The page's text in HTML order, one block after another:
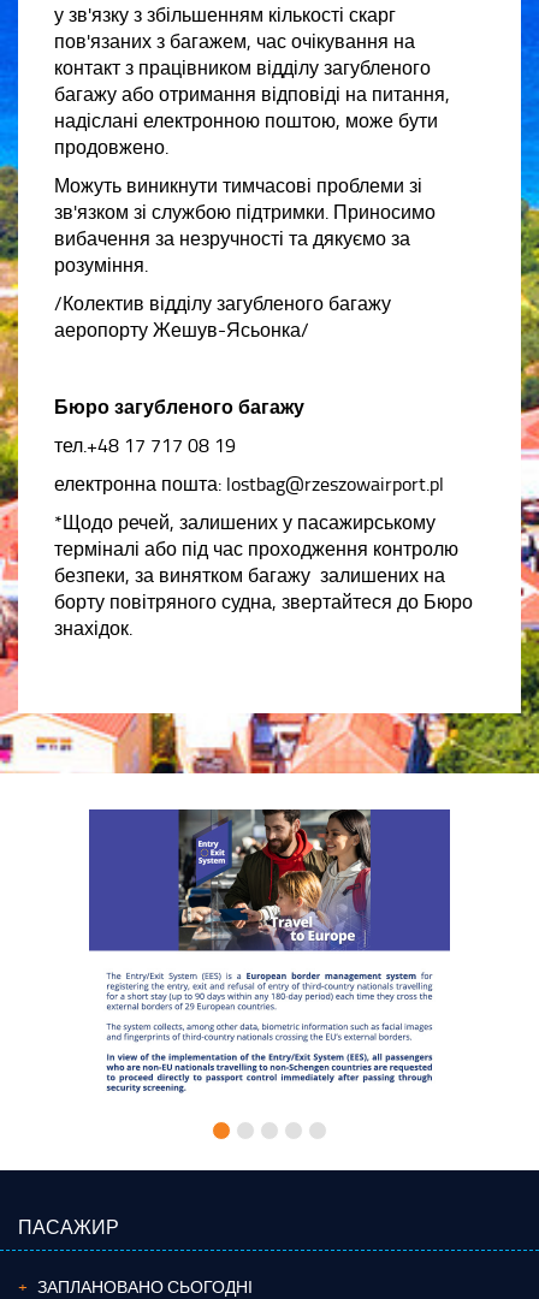
у зв'язку з збільшенням кількості скарг
пов'язаних з багажем, час очікування на
контакт з працівником відділу загубленого
багажу або отримання відповіді на питання,
надіслані електронною поштою, може бути
продовжено.
Можуть виникнути тимчасові проблеми зі
зв'язком зі службою підтримки. Приносимо
вибачення за незручності та дякуємо за
розуміння.
/Колектив відділу загубленого багажу
аеропорту Жешув-Ясьонка/
Бюро загубленого багажу
тел.+48 17 717 08 19
електронна пошта: lostbag@rzeszowairport.pl
*Щодо речей, залишених у пасажирському
терміналі або під час проходження контролю
безпеки, за винятком багажу залишених на
борту повітряного судна, звертайтеся до Бюро
знахідок.
ПАСАЖИР
ЗАПЛАНОВАНО СЬОГОДНІ